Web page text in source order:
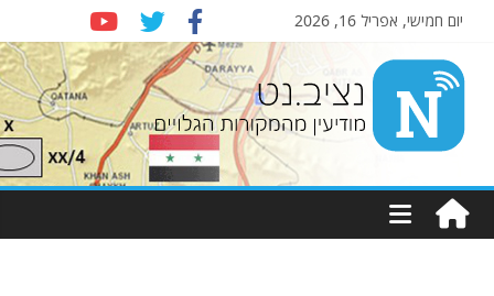
יום חמישי, אפריל 16, 2026
Nziv.net
מודיעין
מהמקורות